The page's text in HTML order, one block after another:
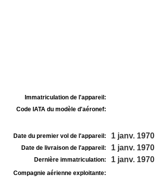
Immatriculation de l'appareil:
Code IATA du modèle d'aéronef:
Date du premier vol de l'appareil: 1 janv. 1970
Date de livraison de l'appareil: 1 janv. 1970
Dernière immatriculation: 1 janv. 1970
Compagnie aérienne exploitante: